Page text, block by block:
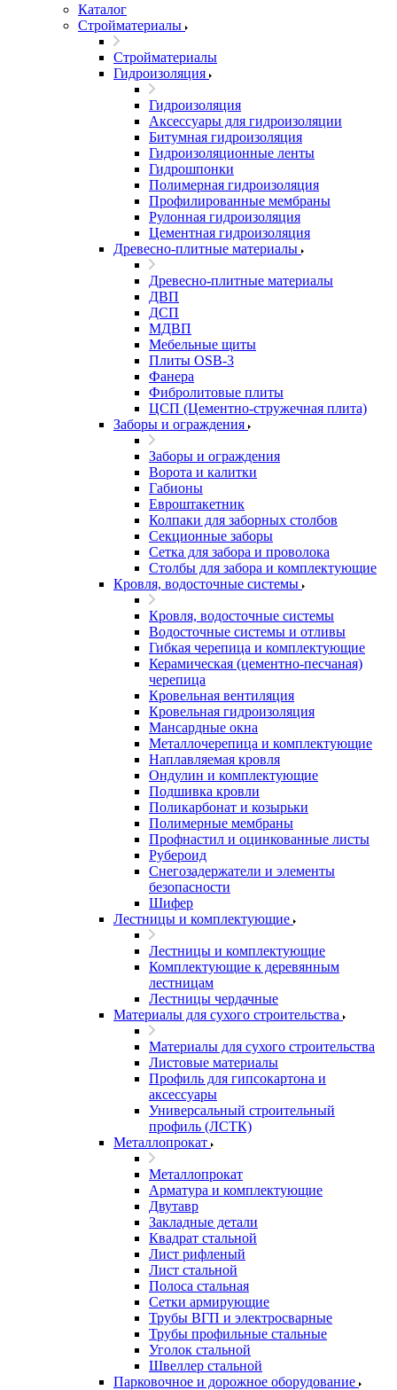
Каталог
Стройматериалы
Стройматериалы
Гидроизоляция
Гидроизоляция
Аксессуары для гидроизоляции
Битумная гидроизоляция
Гидроизоляционные ленты
Гидрошпонки
Полимерная гидроизоляция
Профилированные мембраны
Рулонная гидроизоляция
Цементная гидроизоляция
Древесно-плитные материалы
Древесно-плитные материалы
ДВП
ДСП
МДВП
Мебельные щиты
Плиты OSB-3
Фанера
Фибролитовые плиты
ЦСП (Цементно-стружечная плита)
Заборы и ограждения
Заборы и ограждения
Ворота и калитки
Габионы
Евроштакетник
Колпаки для заборных столбов
Секционные заборы
Сетка для забора и проволока
Столбы для забора и комплектующие
Кровля, водосточные системы
Кровля, водосточные системы
Водосточные системы и отливы
Гибкая черепица и комплектующие
Керамическая (цементно-песчаная)
черепица
Кровельная вентиляция
Кровельная гидроизоляция
Мансардные окна
Металлочерепица и комплектующие
Наплавляемая кровля
Ондулин и комплектующие
Подшивка кровли
Поликарбонат и козырьки
Полимерные мембраны
Профнастил и оцинкованные листы
Рубероид
Снегозадержатели и элементы
безопасности
Шифер
Лестницы и комплектующие
Лестницы и комплектующие
Комплектующие к деревянным
лестницам
Лестницы чердачные
Материалы для сухого строительства
Материалы для сухого строительства
Листовые материалы
Профиль для гипсокартона и
аксессуары
Универсальный строительный
профиль (ЛСТК)
Металлопрокат
Металлопрокат
Арматура и комплектующие
Двутавр
Закладные детали
Квадрат стальной
Лист рифленый
Лист стальной
Полоса стальная
Сетки армирующие
Трубы ВГП и электросварные
Трубы профильные стальные
Уголок стальной
Швеллер стальной
Парковочное и дорожное оборудование